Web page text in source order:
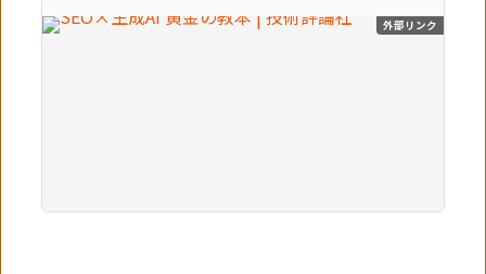
るのか？ そんな「生き残るための術」をテーマに、
外部リンク